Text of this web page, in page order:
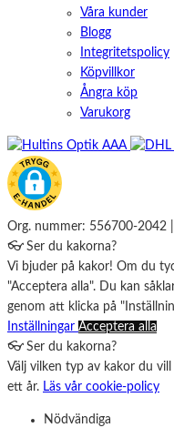
Våra kunder
Blogg
Integritetspolicy
Köpvillkor
Ångra köp
Varukorg
Org. nummer: 556700-2042
👓 Ser du kakorna?
Vi bjuder på kakor! Om du
"Acceptera alla". Du kan
genom att klicka på
Inställningar Acceptera alla
👓 Ser du kakorna?
Välj vilken typ av kakor du
ett år. Läs vår cookie-policy
Nödvändiga